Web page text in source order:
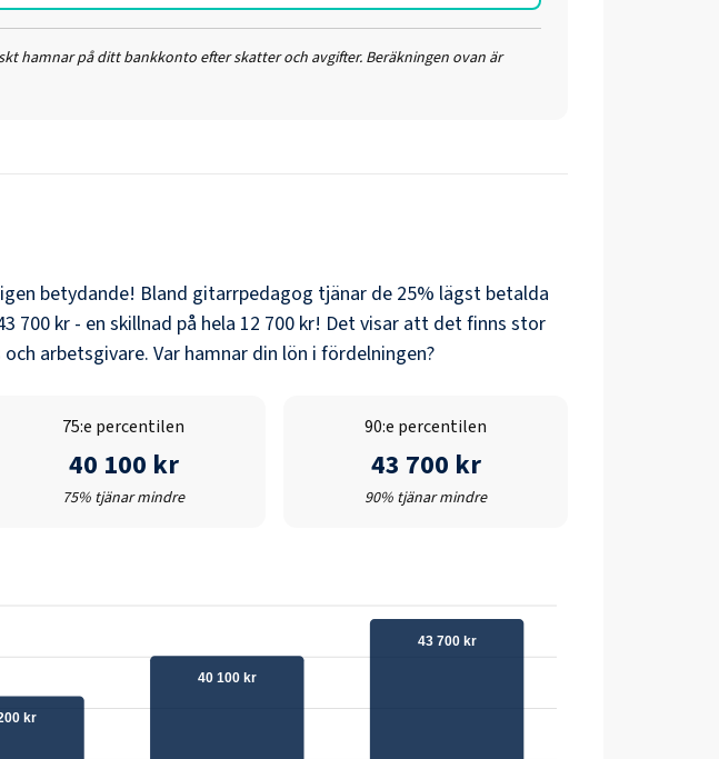
på ditt bankkonto efter skatter och avgifter. Beräkningen ovan är
betydande! Bland gitarrpedagog tjänar de 25% lägst betalda
700 kr- en skillnad på hela 12 700 kr! Det visar att det finns stor
arbetsgivare. Var hamnar din lön i fördelningen?
75:e percentilen
40 100 kr
75% tjänar mindre
90:e percentilen
43 700 kr
90% tjänar mindre
kr
40 100 kr
43 700 kr